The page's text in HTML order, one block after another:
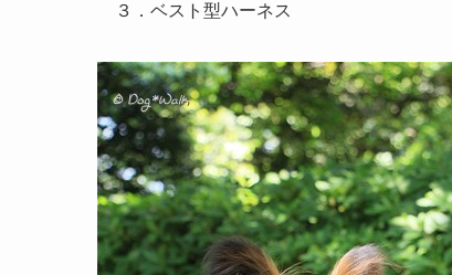
３．ベスト型ハーネス